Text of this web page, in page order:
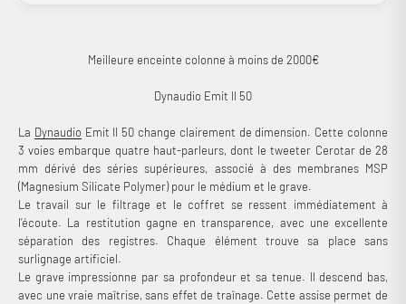
Meilleure enceinte colonne à moins de 2000€
Dynaudio Emit II 50
La Dynaudio Emit II 50 change clairement de dimension. Cette colonne
3 voies embarque quatre haut-parleurs, dont le tweeter Cerotar de 28
mm dérivé des séries supérieures, associé à des membranes MSP
(Magnesium Silicate Polymer) pour le médium et le grave.
Le travail sur le filtrage et le coffret se ressent immédiatement à
l’écoute. La restitution gagne en transparence, avec une excellente
séparation des registres. Chaque élément trouve sa place sans
surlignage artificiel.
Le grave impressionne par sa profondeur et sa tenue. Il descend bas,
avec une vraie maîtrise, sans effet de traînage. Cette assise permet de